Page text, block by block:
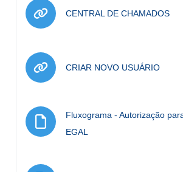
CENTRAL DE CHAMADOSURL
CRIAR NOVO USUÁRIOURL
Fluxograma - Autorização
EGAL